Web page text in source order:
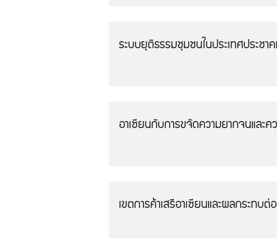
ระบบยุติธรรมชุมชนในประเทศประ
อาเซียนกับการขจัดความยากจนและ
เขตการค้าเสรีอาเซียนและผลกระทบ